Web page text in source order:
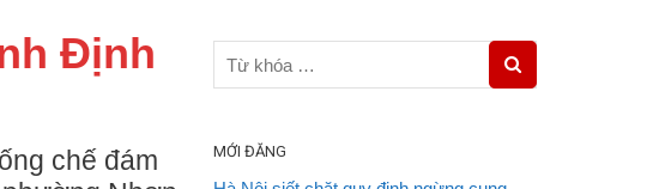
Định
chế đám
MỚI ĐĂNG